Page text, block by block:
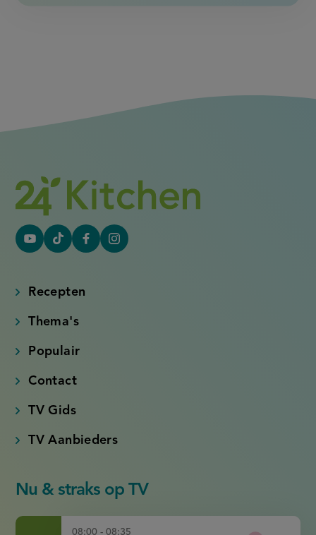
YouTube
link)
Tiktok
link)
FacebookInstagram
Recepten
Thema's
Populair
Contact
TV Gids
TV Aanbieders
Nu & straks op TV
08:00 - 08:35